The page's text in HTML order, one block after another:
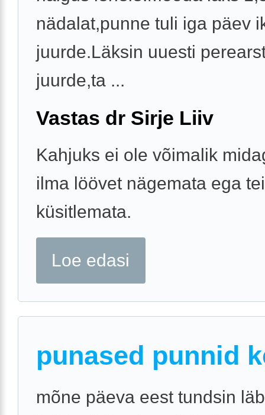
nädalat,punne tuli iga päev
juurde.Läksin uuesti
juurde,ta ...
Vastas dr Sirje Liiv
Kahjuks ei ole võimalik
ilma löövet nägemata ega
küsitlemata.
Loe edasi
punased punnid
mõne päeva eest tundsin